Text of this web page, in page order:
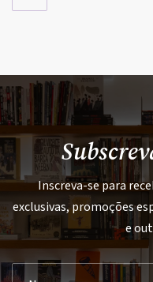
Inscreva-se para
exclusivas, promoções
e